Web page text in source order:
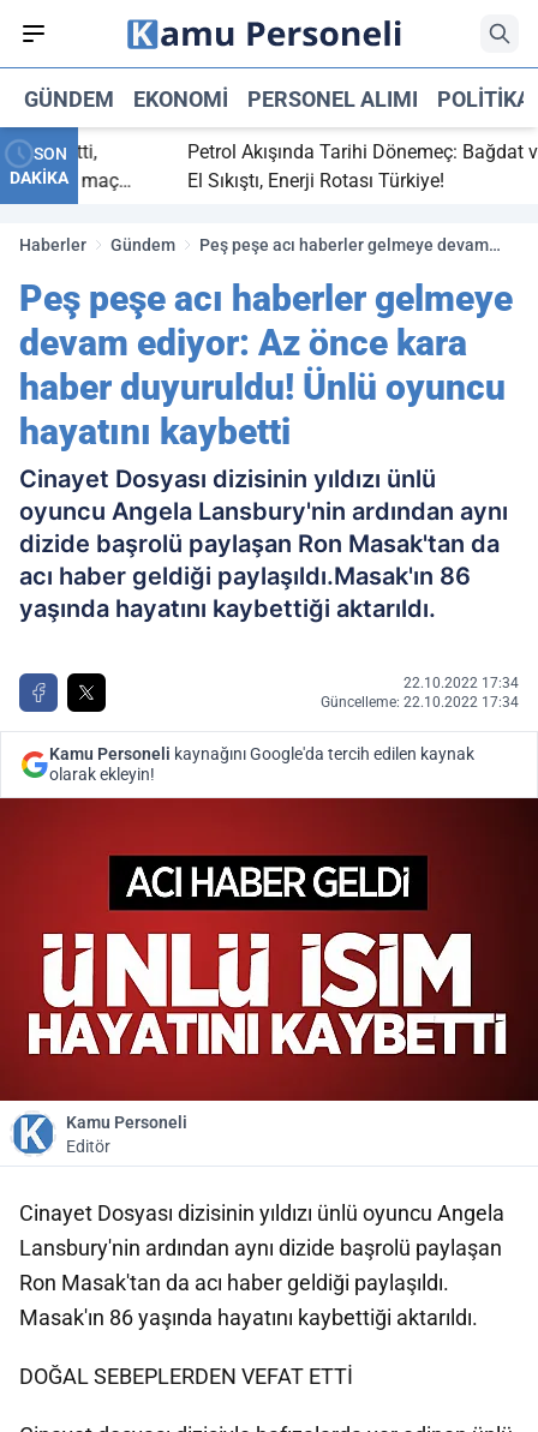
GÜNDEM EKONOMI PERSONEL ALIMI POLITIKA
SON
DAKİKA
bitti,
maç
Petrol Akışında Tarihi Dönemeç: Bağdat ve
El Sıkıştı, Enerji Rotası Türkiye!
Haberler Gündem
Peş peşe acı haberler gelmeye devam
Ünlü oyuncu hayatını kaybetti
Peş peşe acı haberler gelmeye
devam ediyor: Az önce kara
haber duyuruldu! Ünlü oyuncu
hayatını kaybetti
Cinayet Dosyası dizisinin yıldızı ünlü
oyuncu Angela Lansbury'nin ardından aynı
dizide başrolü paylaşan Ron Masak'tan da
acı haber geldiği paylaşıldı.Masak'ın 86
yaşında hayatını kaybettiği aktarıldı.
22.10.2022 17:34
Güncelleme: 22.10.2022 17:34
Kamu Personeli kaynağını Google'da tercih edilen kaynak
olarak ekleyin!
Kamu Personeli
Editör
Cinayet Dosyası dizisinin yıldızı ünlü oyuncu Angela
Lansbury'nin ardından aynı dizide başrolü paylaşan
Ron Masak'tan da acı haber geldiği paylaşıldı.
Masak'ın 86 yaşında hayatını kaybettiği aktarıldı.
DOĞAL SEBEPLERDEN VEFAT ETTİ